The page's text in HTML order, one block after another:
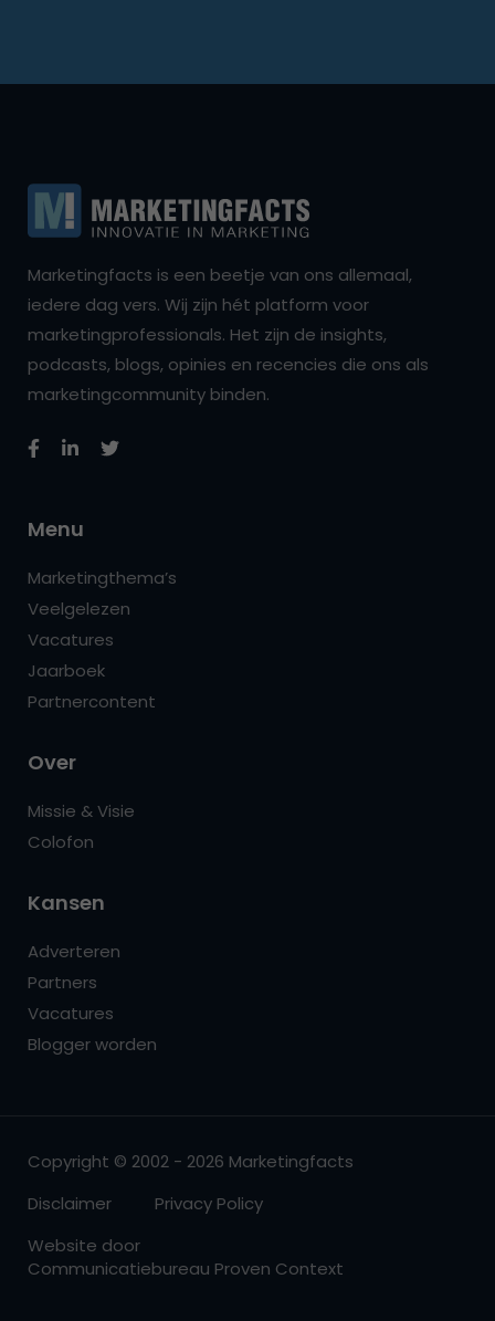
Marketingfacts is een beetje van ons allemaal,
iedere dag vers. Wij zijn hét platform voor
marketingprofessionals. Het zijn de insights,
podcasts, blogs, opinies en recencies die ons als
marketingcommunity binden.
Menu
Marketingthema’s
Veelgelezen
Vacatures
Jaarboek
Partnercontent
Over
Missie & Visie
Colofon
Kansen
Adverteren
Partners
Vacatures
Blogger worden
Copyright © 2002 - 2026 Marketingfacts
Disclaimer
Privacy Policy
Website door
Communicatiebureau Proven Context